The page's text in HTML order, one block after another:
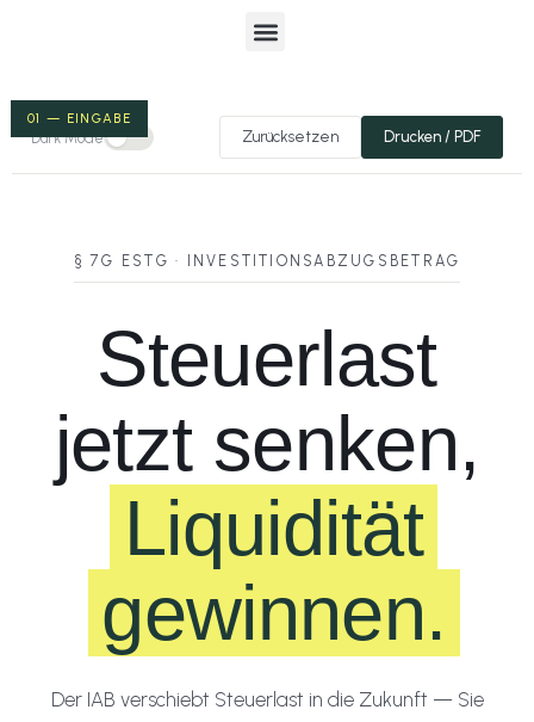
Dark Mode Zurücksetzen Drucken / PDF
§ 7G ESTG · INVESTITIONSABZUGSBETRAG
Steuerlast
jetzt senken,
Liquidität
gewinnen.
Der IAB verschiebt Steuerlast in die Zukunft — Sie
01 — EINGABE